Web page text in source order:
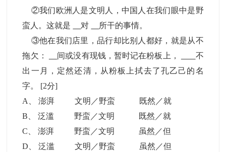
②我们欧洲人是文明人，中国人在我们眼中是野
蛮人。这就是
对
所干的事情。
③他在我们店里，品行却比别人都好，就是从不
拖欠：
间或没有现钱，暂时记在粉板上，
不
出一月，定然还清，从粉板上拭去了孔乙己的名
字。 [2分]
A
、澎湃 文明／野蛮 既然／就
B 、泛滥 野蛮／文明 既然／就
C 、澎湃 野蛮／文明 虽然／但
D 、泛滥 文明／野蛮 虽然／但